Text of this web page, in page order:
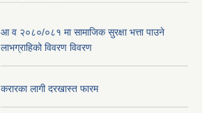
आ व २०८०/०८१ मा सामाजिक सुरक्षा भत्ता पाउने
लाभग्राहिको विवरण विवरण
करारका लागी दरखास्त फारम